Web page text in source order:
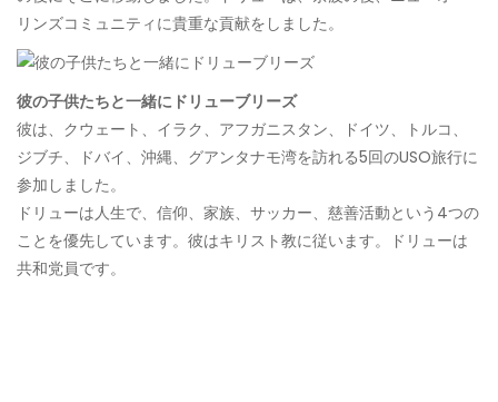
リンズコミュニティに貴重な貢献をしました。
彼の子供たちと一緒にドリューブリーズ
彼は、クウェート、イラク、アフガニスタン、ドイツ、トルコ、
ジブチ、ドバイ、沖縄、グアンタナモ湾を訪れる5回のUSO旅行に
参加しました。
ドリューは人生で、信仰、家族、サッカー、慈善活動という4つの
ことを優先しています。彼はキリスト教に従います。ドリューは
共和党員です。